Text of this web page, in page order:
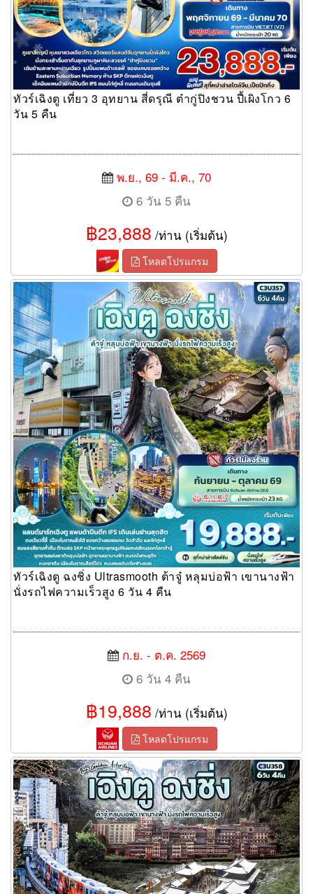
ทัวร์เฉิงตู เที่ยว 3 อุทยาน สี่ดรุณี ต๋ากู่ปิงชวน ปี้เผิงโกว 6
วัน 5 คืน
พ.ย., 69 - มี.ค., 70
6 วัน 5 คืน
฿23,888 /ท่าน (เริ่มต้น)
โหลดโปรแกรม
ทัวร์เฉิงตู ฉงชิ่ง Ultrasmooth ต้าจู๋ หลุมบ่อฟ้า เขานางฟ้า นั่งรถไฟ
ความเร็วสูง 6 วัน 4 คืน
ทัวร์เฉิงตู ฉงชิ่ง Ultrasmooth ต้าจู๋ หลุมบ่อฟ้า เขานางฟ้า
นั่งรถไฟความเร็วสูง 6 วัน 4 คืน
ก.ย. - ต.ค. 2569
6 วัน 4 คืน
฿19,888 /ท่าน (เริ่มต้น)
โหลดโปรแกรม
ทัวร์เฉิงตู ฉงชิ่ง The Golden Heritage ต้าจู๋ หลุมบ่อฟ้า เขานางฟ้า
นั่งรถไฟความเร็วสูง